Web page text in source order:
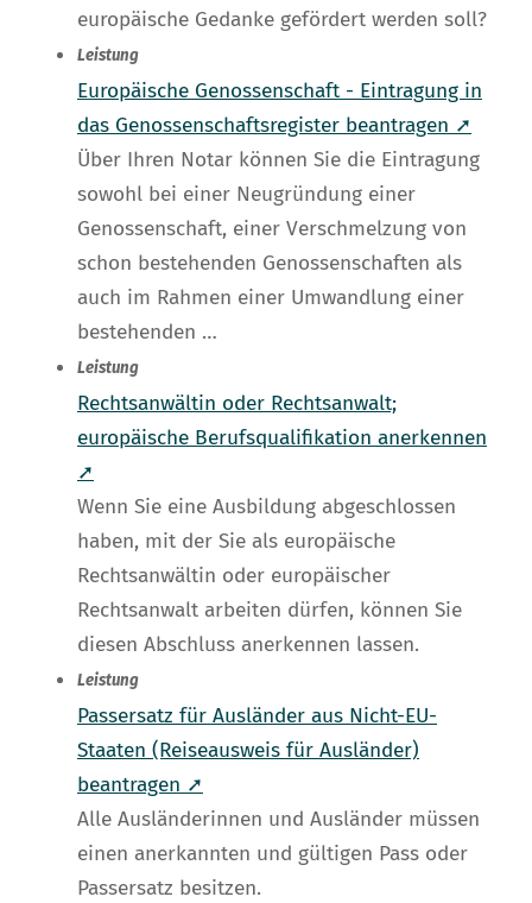
europäische Gedanke gefördert werden soll?
Leistung
Europäische Genossenschaft - Eintragung in
das Genossenschaftsregister beantragen ➚
Über Ihren Notar können Sie die Eintragung
sowohl bei einer Neugründung einer
Genossenschaft, einer Verschmelzung von
schon bestehenden Genossenschaften als
auch im Rahmen einer Umwandlung einer
bestehenden …
Leistung
Rechtsanwältin oder Rechtsanwalt;
europäische Berufsqualifikation anerkennen
➚
Wenn Sie eine Ausbildung abgeschlossen
haben, mit der Sie als europäische
Rechtsanwältin oder europäischer
Rechtsanwalt arbeiten dürfen, können Sie
diesen Abschluss anerkennen lassen.
Leistung
Passersatz für Ausländer aus Nicht-EU-
Staaten (Reiseausweis für Ausländer)
beantragen ➚
Alle Ausländerinnen und Ausländer müssen
einen anerkannten und gültigen Pass oder
Passersatz besitzen.